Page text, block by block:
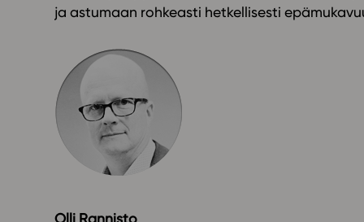
ja astumaan rohkeasti hetkellisesti
Olli Rannisto